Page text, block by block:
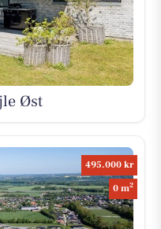
Øst
495.000 kr
0 m2